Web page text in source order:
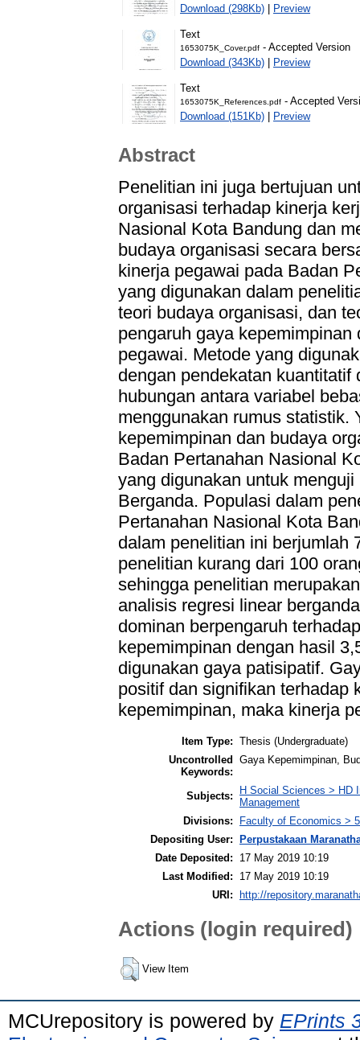
Download (298Kb) | Preview
Text
1653075K_Cover.pdf - Accepted Version
Download (343Kb) | Preview
Text
1653075K_References.pdf - Accepted
Download (151Kb) | Preview
Abstract
Penelitian ini juga bertujuan
organisasi terhadap kinerja
Nasional Kota Bandung dan
budaya organisasi secara
kinerja pegawai pada Badan
yang digunakan dalam
teori budaya organisasi, dan
pengaruh gaya
pegawai. Metode yang
dengan pendekatan
hubungan antara variabel
menggunakan rumus statistik.
kepemimpinan dan budaya
Badan Pertanahan Nasional
yang digunakan untuk
Berganda. Populasi dalam
Pertanahan Nasional Kota
dalam penelitian ini berjumlah
penelitian kurang dari 100
sehingga penelitian
analisis regresi linear
dominan berpengaruh
kepemimpinan dengan hasil
digunakan gaya patisipatif.
positif dan signifikan terhadap
kepemimpinan, maka kinerja
Item Type: Thesis (Undergraduate)
Uncontrolled
Keywords:
Gaya Kepemimpinan,
Subjects:
H Social Sciences > HD
Management
Divisions:
Faculty of Economics >
Depositing User:
Perpustakaan
Date Deposited:
17 May 2019 10:19
Last Modified:
17 May 2019 10:19
URI:
http://
Actions (login required)
View Item
MCUrepository is powered by EPrints